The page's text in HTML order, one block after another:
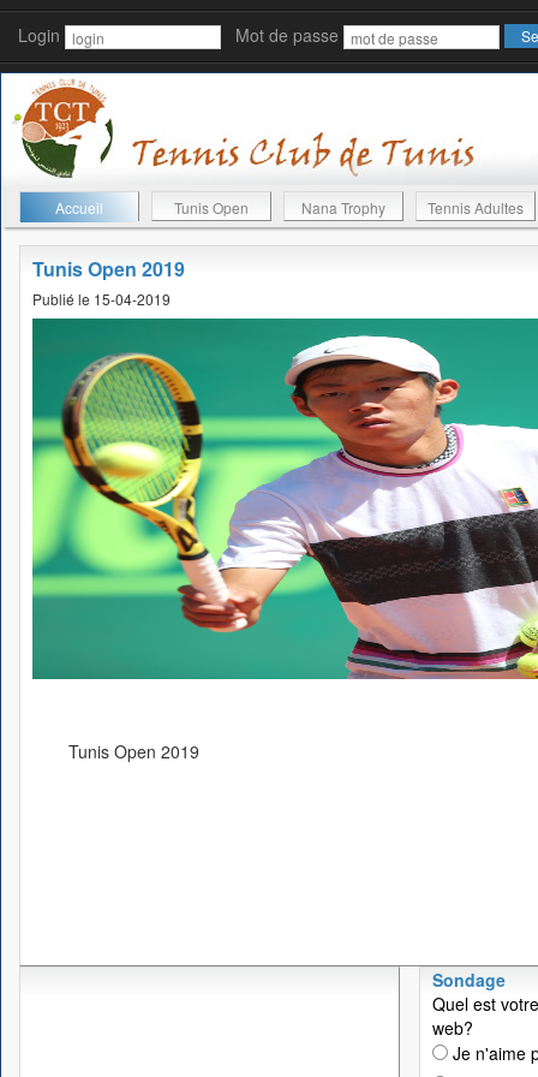
Login Mot de passe
Accueil Tunis Open Nana Trophy Tennis Adultes
Tunis Open 2019
Publié le 15-04-2019
Tunis Open 2019
Sondage
Quel est
web?
Je n'aime